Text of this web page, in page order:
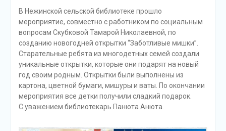
беспроигрышная
лотерея и все кто принял
участие, получили
ценные призы от
спонсоров в виде
упаковок
подсолнечного масла и
муки.
В Нежинской сельской библиотеке прошло
мероприятие, совместно с работником по социальным
вопросам Скубковой Тамарой Николаевной, по
созданию новогодней открытки “Заботливые мишки”.
Старательные ребята из многодетных семей создали
уникальные открытки, которые они подарят на новый
год своим родным. Открытки были выполнены из
картона, цветной бумаги, мишуры и ваты. По окончании
мероприятия все детки получили сладкий подарок.
С уважением библиотекарь Панюта Анюта.